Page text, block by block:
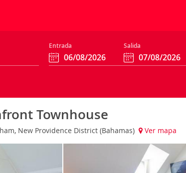
Entrada Salida
Townhouse
New Providence District (Bahamas) Ver mapa